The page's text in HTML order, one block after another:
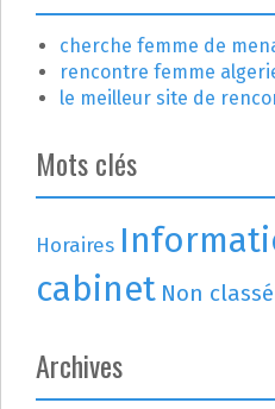
cherche femme de
rencontre femme
le meilleur site de
Mots clés
Horaires
cabinet Non classé
Archives